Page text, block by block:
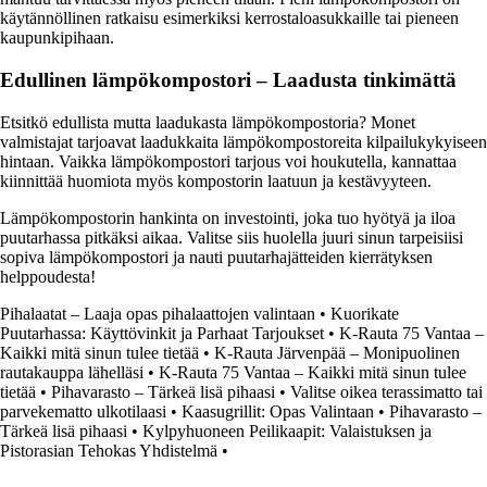
käytännöllinen ratkaisu esimerkiksi kerrostaloasukkaille tai pieneen
kaupunkipihaan.
Edullinen lämpökompostori – Laadusta tinkimättä
Etsitkö edullista mutta laadukasta lämpökompostoria? Monet
valmistajat tarjoavat laadukkaita lämpökompostoreita kilpailukykyiseen
hintaan. Vaikka lämpökompostori tarjous voi houkutella, kannattaa
kiinnittää huomiota myös kompostorin laatuun ja kestävyyteen.
Lämpökompostorin hankinta on investointi, joka tuo hyötyä ja iloa
puutarhassa pitkäksi aikaa. Valitse siis huolella juuri sinun tarpeisiisi
sopiva lämpökompostori ja nauti puutarhajätteiden kierrätyksen
helppoudesta!
Pihalaatat – Laaja opas pihalaattojen valintaan • Kuorikate
Puutarhassa: Käyttövinkit ja Parhaat Tarjoukset • K-Rauta 75 Vantaa –
Kaikki mitä sinun tulee tietää • K-Rauta Järvenpää – Monipuolinen
rautakauppa lähelläsi • K-Rauta 75 Vantaa – Kaikki mitä sinun tulee
tietää • Pihavarasto – Tärkeä lisä pihaasi • Valitse oikea terassimatto tai
parvekematto ulkotilaasi • Kaasugrillit: Opas Valintaan • Pihavarasto –
Tärkeä lisä pihaasi • Kylpyhuoneen Peilikaapit: Valaistuksen ja
Pistorasian Tehokas Yhdistelmä •